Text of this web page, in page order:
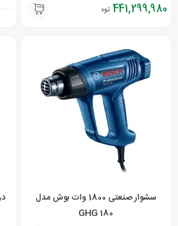
441,299,980 تومان
سشوار صنعتی 1800 وات بوش مدل
GHG 180